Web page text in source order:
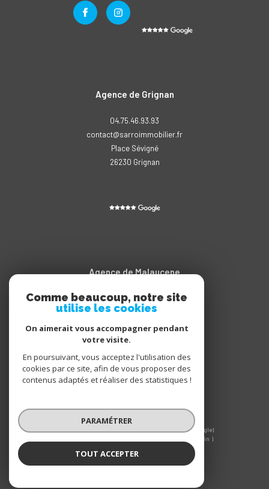
Agence de Grignan
04.75.46.93.93
contact@sarroimmobilier.fr
Place Sévigné
26230
grignan
Agence de Malaucene
04.90.65.20.11
contact@sarroimmobilier.fr
Cours des Isnards
84340
© 2026 | Tous droits réservés | Traduction powered by Google |
Admin
Comme beaucoup, notre site
utilise les cookies
On aimerait vous accompagner pendant
votre visite.
En poursuivant, vous acceptez l'utilisation des
cookies par ce site, afin de vous proposer des
contenus adaptés et réaliser des statistiques !
PARAMÉTRER
TOUT ACCEPTER